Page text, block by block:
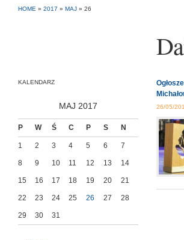
HOME » 2017 » MAJ » 26
KALENDARZ
MAJ 2017
P W Ś C P S N
1 2 3 4 5 6 7
8 9 10 11 12 13 14
15 16 17 18 19 20 21
22 23 24 25 26 27 28
29 30 31
26/05/